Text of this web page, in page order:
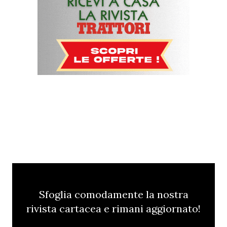
Sfoglia comodamente la nostra
rivista cartacea e rimani aggiornato!